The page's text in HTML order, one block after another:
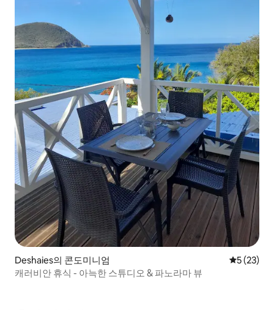
Deshaies의 콘도미니엄 평점 5점
5 (23)
캐러비안 휴식 - 아늑한 스튜디오 & 파노라마 뷰